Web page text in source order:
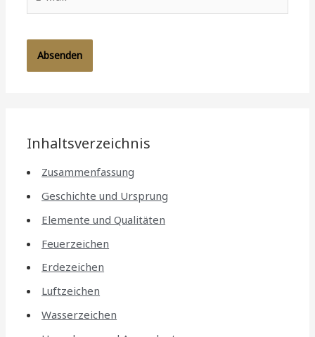
Mail*
Inhaltsverzeichnis
Zusammenfassung
Geschichte und Ursprung
Elemente und Qualitäten
Feuerzeichen
Erdezeichen
Luftzeichen
Wasserzeichen